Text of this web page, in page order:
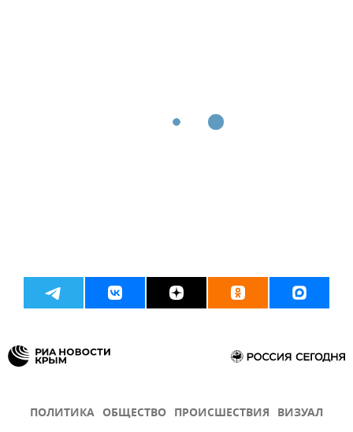
ПОЛИТИКА ОБЩЕСТВО ПРОИСШЕСТВИЯ ВИЗУАЛ